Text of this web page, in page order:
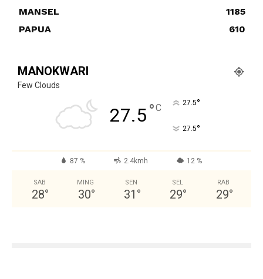
MANSEL
1185
PAPUA
610
MANOKWARI
Few Clouds
27.5°C 27.5°
27.5°
87 % 2.4kmh 12 %
SAB
28°
MING
30°
SEN
31 °
SEL
29°
RAB
29°